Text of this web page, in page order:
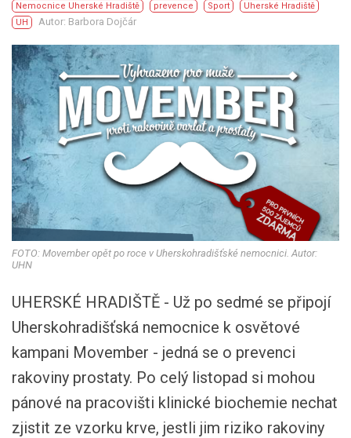
Nemocnice Uherské Hradiště
prevence Sport
Uherské Hradiště
UH
Autor: Barbora Dojčár
FOTO: Movember opět po roce v Uherskohradišťské nemocnici. Autor:
UHN
UHERSKÉ HRADIŠTĚ - Už po sedmé se připojí
Uherskohradišťská nemocnice k osvětové
kampani Movember - jedná se o prevenci
rakoviny prostaty. Po celý listopad si mohou
pánové na pracovišti klinické biochemie nechat
zjistit ze vzorku krve, jestli jim riziko rakoviny